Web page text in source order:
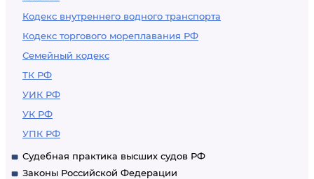
Кодекс внутреннего водного транспорта
Кодекс торгового мореплавания РФ
Семейный кодекс
ТК РФ
УИК РФ
УК РФ
УПК РФ
Судебная практика высших судов РФ
Законы Российской Федерации